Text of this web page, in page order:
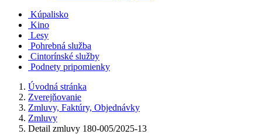
Kúpalisko
Kino
Lesy
Pohrebná služba
Cintorínské služby
Podnety pripomienky
Úvodná stránka
Zverejňovanie
Zmluvy, Faktúry, Objednávky
Zmluvy
Detail zmluvy 180-005/2025-13